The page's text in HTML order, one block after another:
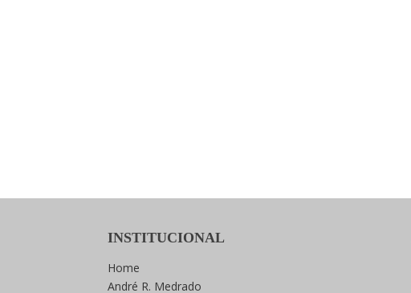
INSTITUCIONAL
Home
André R. Medrado